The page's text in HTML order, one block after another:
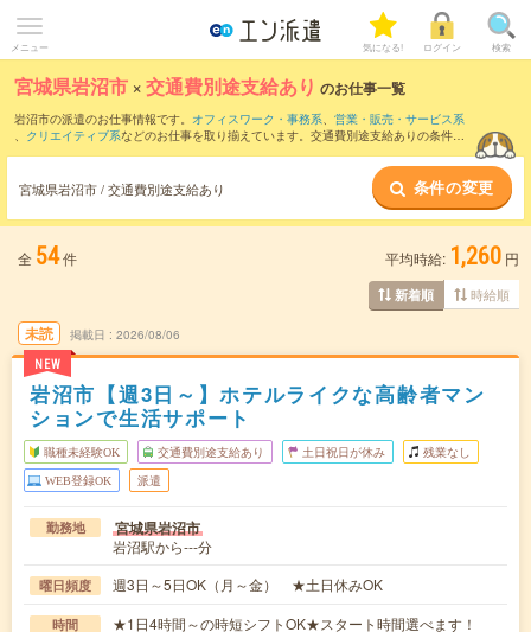
メニュー 気になる! ログイン 検索
宮城県岩沼市 ×交通費別途支給あり のお仕事一覧
岩沼市の派遣のお仕事情報です。 オフィスワーク・事務系、 営業・販売・サービス系
、 クリエイティブ系などのお仕事を取り揃えています。交通費別途支給ありの条件の
宮城県岩沼市 / 交通費別途支給あり 条件の変更
全 54件 平均時給: 1,260 円
新着順 時給順
未読
NEW
掲載日 2026/08/06
岩沼市【週3日～】ホテルライクな高齢者マン
ションで生活サポート
職種未経験OK 交通費別途支給あり 土日祝日が休み 残業なし
WEB登録OK 派遣
勤務地 宮城県岩沼市
岩沼駅から---分
曜日頻度 週3日～5日OK（月～金） ★土日休みOK
時間
★1日4時間～の時短シフトOK★スタート時間選べます！